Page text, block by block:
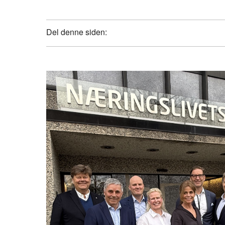
Del denne siden: